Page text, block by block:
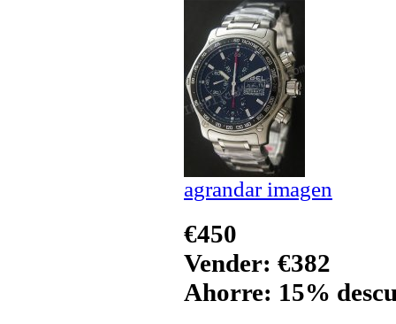
agrandar imagen
€450
Vender: €382
Ahorre: 15%